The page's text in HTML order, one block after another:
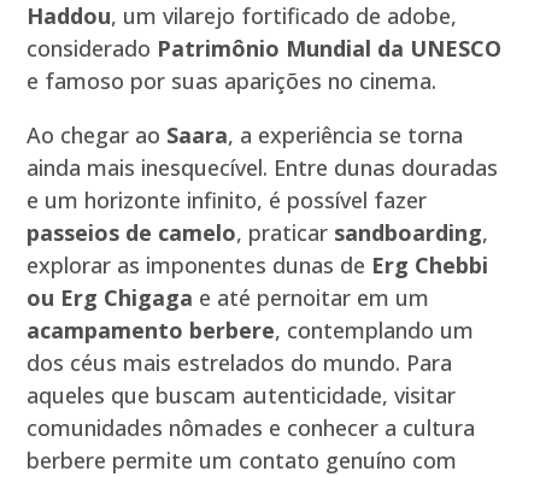
Haddou, um vilarejo fortificado de adobe,
considerado Patrimônio Mundial da UNESCO
e famoso por suas aparições no cinema.
Ao chegar ao Saara, a experiência se torna
ainda mais inesquecível. Entre dunas douradas
e um horizonte infinito, é possível fazer
passeios de camelo, praticar sandboarding,
explorar as imponentes dunas de Erg Chebbi
ou Erg Chigaga e até pernoitar em um
acampamento berbere, contemplando um
dos céus mais estrelados do mundo. Para
aqueles que buscam autenticidade, visitar
comunidades nômades e conhecer a cultura
berbere permite um contato genuíno com